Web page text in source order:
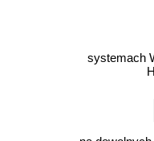
systemach